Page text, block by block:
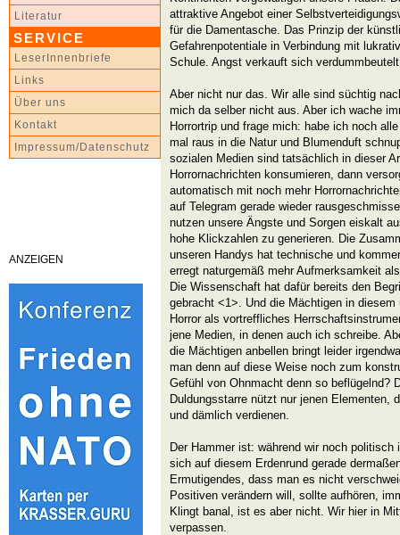
Literatur
SERVICE
LeserInnenbriefe
Links
Über uns
Kontakt
Impressum/Datenschutz
ANZEIGEN
attraktive Angebot einer
für die Damentasche. Das Prinzip der
Gefahrenpotentiale in Verbindung mit
Schule. Angst verkauft sich
Aber nicht nur das. Wir alle sind süchtig
mich da selber nicht aus. Aber ich wache
Horrortrip und frage mich: habe ich noch
mal raus in die Natur und Blumenduft
sozialen Medien sind tatsächlich in dieser
Horrornachrichten konsumieren, dann
automatisch mit noch mehr
auf Telegram gerade wieder
nutzen unsere Ängste und Sorgen eiskalt
hohe Klickzahlen zu generieren. Die
unseren Handys hat technische und
erregt naturgemäß mehr Aufmerksamkeit
Die Wissenschaft hat dafür bereits den
gebracht <1>. Und die Mächtigen in
Horror als vortreffliches
jene Medien, in denen auch ich schreibe.
die Mächtigen anbellen bringt leider
man denn auf diese Weise noch zum
Gefühl von Ohnmacht denn so beflügelnd?
Duldungsstarre nützt nur jenen Elementen,
und dämlich verdienen.
Der Hammer ist: während wir noch
sich auf diesem Erdenrund gerade
Ermutigendes, dass man es nicht
Positiven verändern will, sollte aufhören,
Klingt banal, ist es aber nicht. Wir hier in
verpassen.